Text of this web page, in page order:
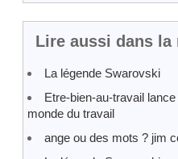
Lire aussi dans
La légende Swarovski
Etre-bien-au-travail
monde du travail
ange ou des mots ? jim